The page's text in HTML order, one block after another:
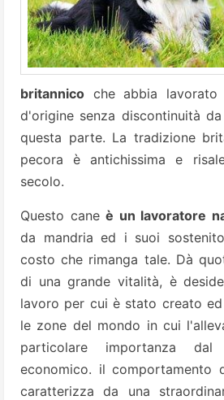
britannico che abbia
d'origine senza discontinuità
questa parte. La tradizione
pecora è antichissima e
secolo.
Questo cane è un lavoratore
da mandria ed i suoi
costo che rimanga tale. Dà
di una grande vitalità, è
lavoro per cui è stato creato
le zone del mondo in cui
particolare importanza
economico. il comportamento
caratterizza da una